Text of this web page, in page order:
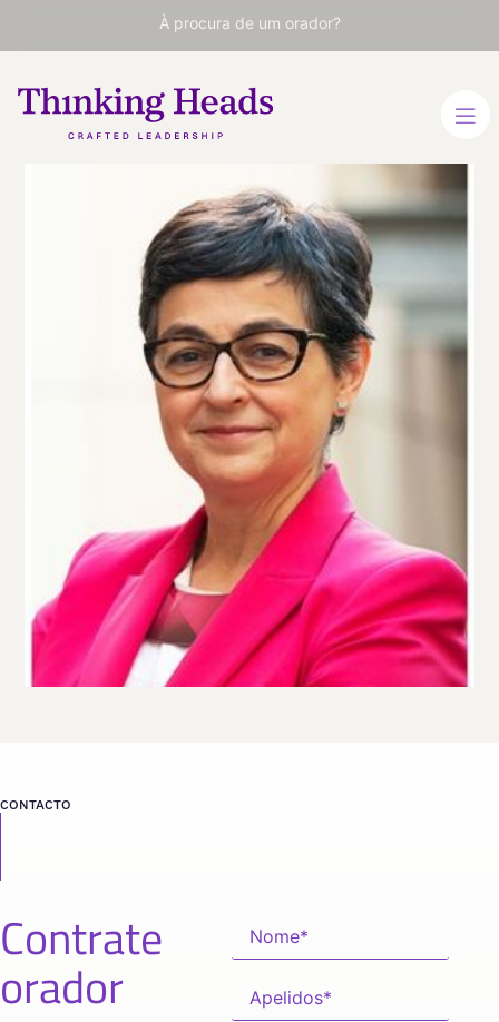
À procura de um orador?
Arancha
González
Laya
Decana da Paris School of
International Affairs
(Sciences Po). Ministra dos
Negócios Estrangeiros de
Espanha (2020-2021).
ESPANHOL
VER PERFIL
Viaja
desde
FRANCIA
PARÍS
CONTACTO
Contrate
orador